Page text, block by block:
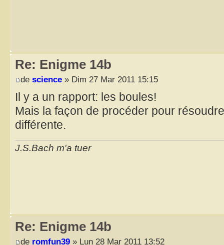
Re: Enigme 14b
de science » Dim 27 Mar 2011 15:15
Il y a un rapport: les boules!
Mais la façon de procéder pour
différente.
J.S.Bach m'a tuer
Re: Enigme 14b
de romfun39 » Lun 28 Mar 2011 13:52